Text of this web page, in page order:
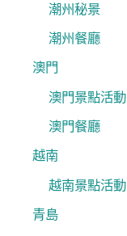
潮州秘景
潮州餐廳
澳門
澳門景點活動
澳門餐廳
越南
越南景點活動
青島